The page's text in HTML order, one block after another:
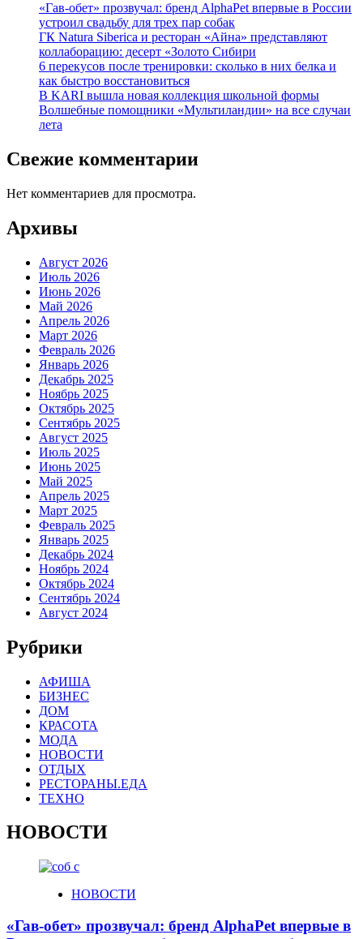
«Гав-обет» прозвучал: бренд AlphaPet впервые в России
устроил свадьбу для трех пар собак
ГК Natura Siberica и ресторан «Айна» представляют
коллаборацию: десерт «Золото Сибири
6 перекусов после тренировки: сколько в них белка и
как быстро восстановиться
В KARI вышла новая коллекция школьной формы
Волшебные помощники «Мультиландии» на все случаи
лета
Свежие комментарии
Нет комментариев для просмотра.
Архивы
Август 2026
Июль 2026
Июнь 2026
Май 2026
Апрель 2026
Март 2026
Февраль 2026
Январь 2026
Декабрь 2025
Ноябрь 2025
Октябрь 2025
Сентябрь 2025
Август 2025
Июль 2025
Июнь 2025
Май 2025
Апрель 2025
Март 2025
Февраль 2025
Январь 2025
Декабрь 2024
Ноябрь 2024
Октябрь 2024
Сентябрь 2024
Август 2024
Рубрики
АФИША
БИЗНЕС
ДОМ
КРАСОТА
МОДА
НОВОСТИ
ОТДЫХ
РЕСТОРАНЫ.ЕДА
ТЕХНО
НОВОСТИ
НОВОСТИ
«Гав-обет» прозвучал: бренд AlphaPet впервые в